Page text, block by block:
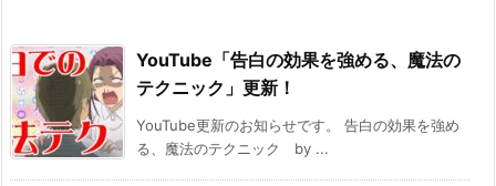
YouTube「告白の効果を強める、魔法の
テクニック」更新！
YouTube更新のお知らせです。 告白の効果を強め
る、魔法のテクニック by ...